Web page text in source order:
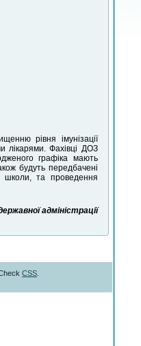
рівня імунізації
лікарями. Фахівці ДОЗ
графіка мають
будуть передбачені
школи, та проведення
адміністрації
CSS